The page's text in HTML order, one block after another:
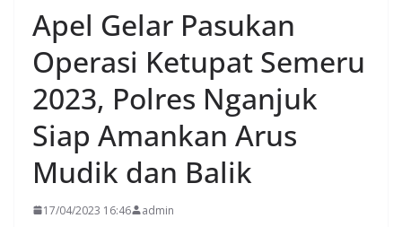
Apel Gelar Pasukan
Operasi Ketupat Semeru
2023, Polres Nganjuk
Siap Amankan Arus
Mudik dan Balik
17/04/2023 16:46 admin